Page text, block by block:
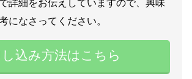
詳細をお伝えしていますので、興味
になさってください。
し込み方法はこちら